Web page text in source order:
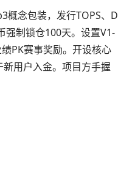
概念包装，发行TOPS、D
强制锁仓100天。设置V1-
PK赛事奖励。开设核心
用户入金。项目方手握